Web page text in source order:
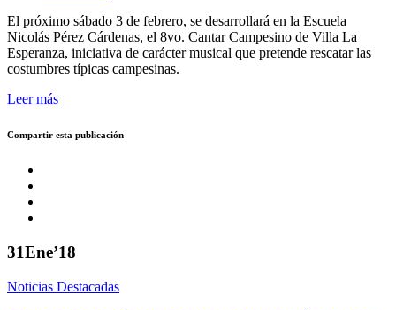
El próximo sábado 3 de febrero, se desarrollará en la Escuela
Nicolás Pérez Cárdenas, el 8vo. Cantar Campesino de Villa La
Esperanza, iniciativa de carácter musical que pretende rescatar las
costumbres típicas campesinas.
Leer más
Compartir esta publicación
31Ene’18
Noticias Destacadas